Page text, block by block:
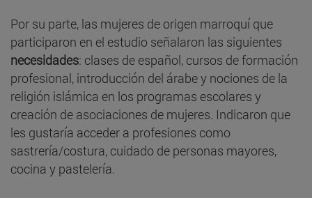
Por su parte, las mujeres de origen marroquí que
participaron en el estudio señalaron las siguientes
necesidades: clases de español, cursos de formación
profesional, introducción del árabe y nociones de la
religión islámica en los programas escolares y
creación de asociaciones de mujeres. Indicaron que
les gustaría acceder a profesiones como
sastrería/costura, cuidado de personas mayores,
cocina y pastelería.